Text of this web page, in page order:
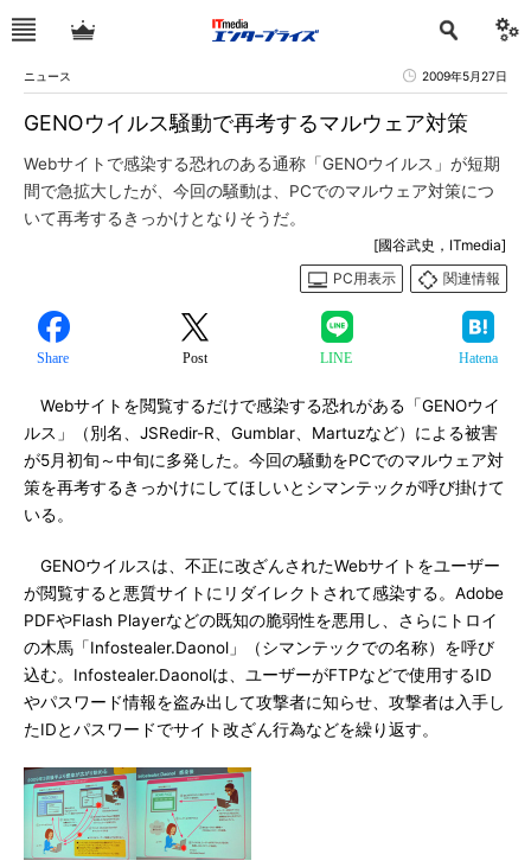
ニュース 2009年5月27日
GENOウイルス騒動で再考するマルウェア対策
Webサイトで感染する恐れのある通称「GENOウイルス」が短期
間で急拡大したが、今回の騒動は、PCでのマルウェア対策につ
いて再考するきっかけとなりそうだ。
[國谷武史，ITmedia]
PC用表示
関連情報
Share Post LINE Hatena
Webサイトを閲覧するだけで感染する恐れがある「GENOウイ
ルス」（別名、JSRedir-R、Gumblar、Martuzなど）による被害
が5月初旬～中旬に多発した。今回の騒動をPCでのマルウェア対
策を再考するきっかけにしてほしいとシマンテックが呼び掛けて
いる。
GENOウイルスは、不正に改ざんされたWebサイトをユーザー
が閲覧すると悪質サイトにリダイレクトされて感染する。Adobe
PDFやFlash Playerなどの既知の脆弱性を悪用し、さらにトロイ
の木馬「Infostealer.Daonol」（シマンテックでの名称）を呼び
込む。Infostealer.Daonolは、ユーザーがFTPなどで使用するID
やパスワード情報を盗み出して攻撃者に知らせ、攻撃者は入手し
たIDとパスワードでサイト改ざん行為などを繰り返す。